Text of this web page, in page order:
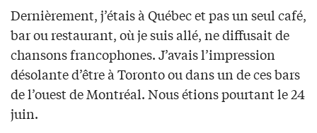
Dernièrement, j’étais à Québec et pas un seul café,
bar ou restaurant, où je suis allé, ne diffusait de
chansons francophones. J’avais l’impression
désolante d’être à Toronto ou dans un de ces bars
de l’ouest de Montréal. Nous étions pourtant le 24
juin.